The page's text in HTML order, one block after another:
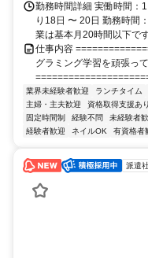
勤務時間詳細 実働時間：
り18日 〜 20日 勤務時間
業は基本月20時間以下です
仕事内容
グラミング学習を頑張っ
業界未経験者歓迎 ランチタイム
主婦・主夫歓迎
資格取得支援あり
固定時間制
経験不問 未経験者
経験者歓迎
ネイルOK 有資格者
派遣